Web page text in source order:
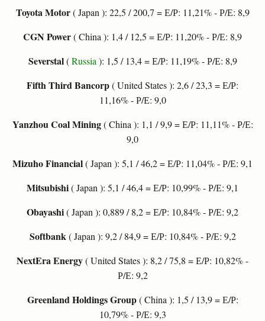
Toyota Motor( Japan ): 22,5 / 200,7 = Е/Р: 11,21% - Р/Е: 8,9
CGN Power( China ): 1,4 / 12,5 = Е/Р: 11,20% - Р/Е: 8,9
Severstal(Russia ): 1,5 / 13,4 = Е/Р: 11,19% - Р/Е: 8,9
Fifth Third Bancorp( United States ): 2,6 / 23,3 = Е/Р:
11,16% - Р/Е: 9,0
Yanzhou Coal Mining( China ): 1,1 / 9,9 = Е/Р: 11,11% - Р/Е:
9,0
Mizuho Financial( Japan ): 5,1 / 46,2 = Е/Р: 11,04% - Р/Е: 9,1
Mitsubishi( Japan ): 5,1 / 46,4 = Е/Р: 10,99% - Р/Е: 9,1
Obayashi( Japan ): 0,889 / 8,2 = Е/Р: 10,84% - Р/Е: 9,2
Softbank( Japan ): 9,2 / 84,9 = Е/Р: 10,84% - Р/Е: 9,2
NextEra Energy( United States ): 8,2 / 75,8 = Е/Р: 10,82% -
Р/Е: 9,2
Greenland Holdings Group( China ): 1,5 / 13,9 = Е/Р:
10,79% - Р/Е: 9,3